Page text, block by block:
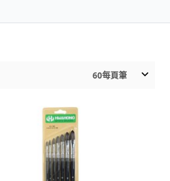
60每頁筆